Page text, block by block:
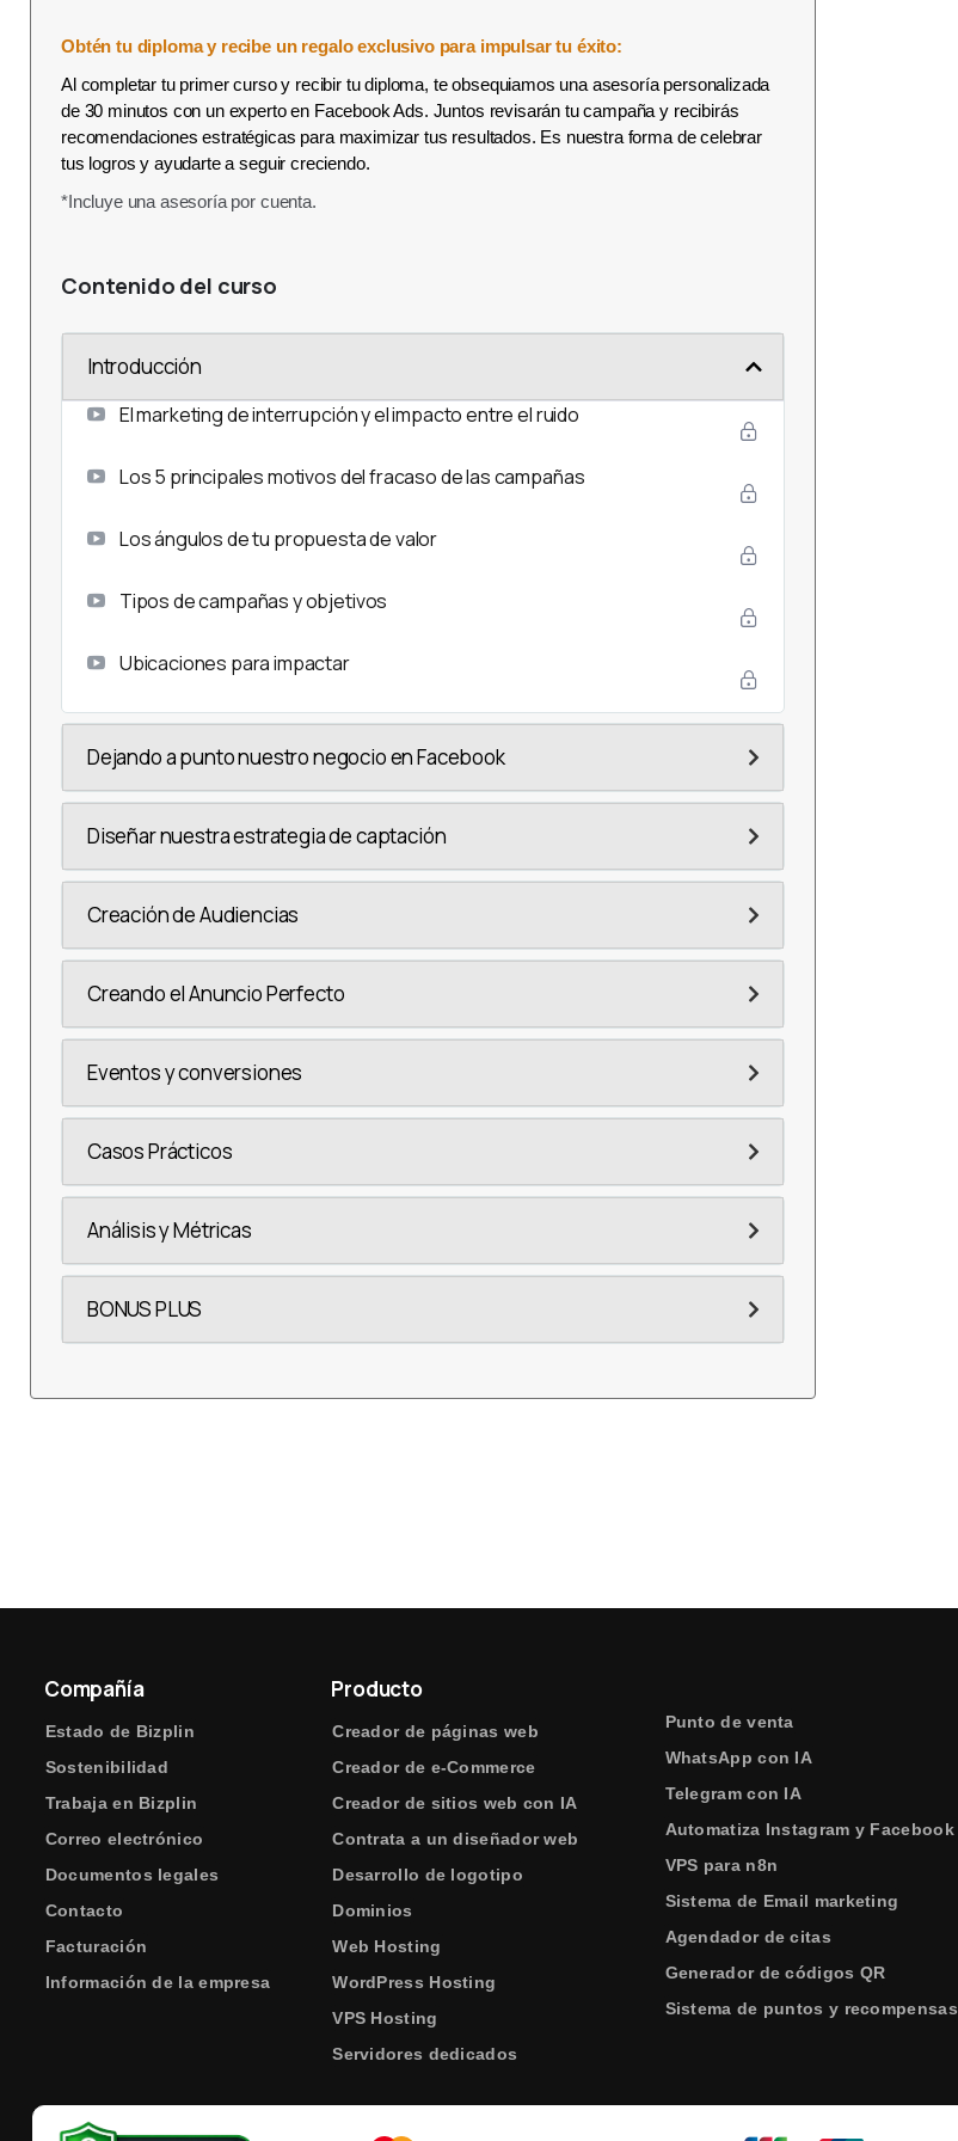
Obtén tu diploma y recibe un regalo exclusivo para impulsar tu éxito:
Al completar tu primer curso y recibir tu diploma, te obsequiamos una asesoría personalizada
de 30 minutos con un experto en Facebook Ads. Juntos revisarán tu campaña y recibirás
recomendaciones estratégicas para maximizar tus resultados. Es nuestra forma de celebrar
tus logros y ayudarte a seguir creciendo.
*Incluye una asesoría por cuenta.
Contenido del curso
Introducción
El marketing de interrupción y el impacto entre el ruido
Los 5 principales motivos del fracaso de las campañas
Los ángulos de tu propuesta de valor
Tipos de campañas y objetivos
Ubicaciones para impactar
Dejando a punto nuestro negocio en Facebook
Diseñar nuestra estrategia de captación
Creación de Audiencias
Creando el Anuncio Perfecto
Eventos y conversiones
Casos Prácticos
Análisis y Métricas
BONUS PLUS
Compañía
Estado de Bizplin
Sostenibilidad
Trabaja en Bizplin
Correo electrónico
Documentos legales
Contacto
Facturación
Información de la empresa
Producto
Creador de páginas web
Creador de e-Commerce
Creador de sitios web con IA
Contrata a un diseñador web
Desarrollo de logotipo
Dominios
Web Hosting
WordPress Hosting
VPS Hosting
Servidores dedicados
Punto de venta
WhatsApp con IA
Telegram con IA
Automatiza Instagram y Facebook
VPS para n8n
Sistema de Email marketing
Agendador de citas
Generador de códigos QR
Sistema de puntos y recompensas